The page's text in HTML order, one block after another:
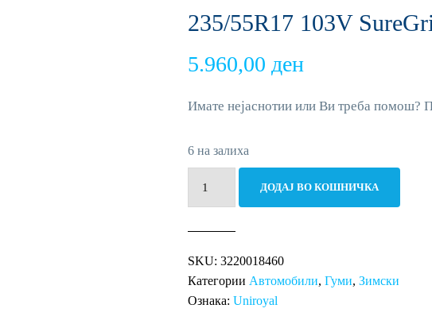
235/55R17 103V
5.960,00 ден
Имате нејаснотии или Ви треба помош?
6 на залиха
XL
количина
ДОДАЈ ВО КОШНИЧКА
SKU: 3220018460
Категории Автомобили, Гуми, Зимски
Ознака: Uniroyal